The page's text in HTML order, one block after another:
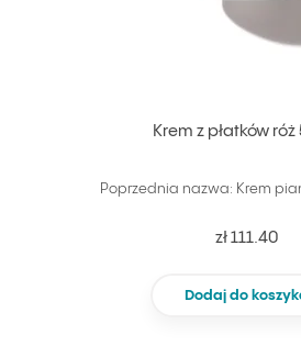
Krem z płatków róż
Poprzednia nazwa: Krem
zł 111.40
Dodaj do